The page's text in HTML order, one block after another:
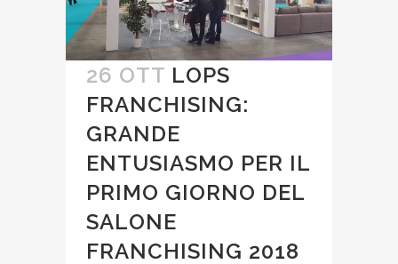
26 OTT LOPS
FRANCHISING:
GRANDE
ENTUSIASMO PER IL
PRIMO GIORNO DEL
SALONE
FRANCHISING 2018